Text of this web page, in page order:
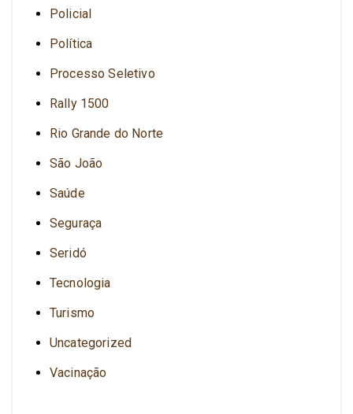
Policial
Política
Processo Seletivo
Rally 1500
Rio Grande do Norte
São João
Saúde
Seguraça
Seridó
Tecnologia
Turismo
Uncategorized
Vacinação